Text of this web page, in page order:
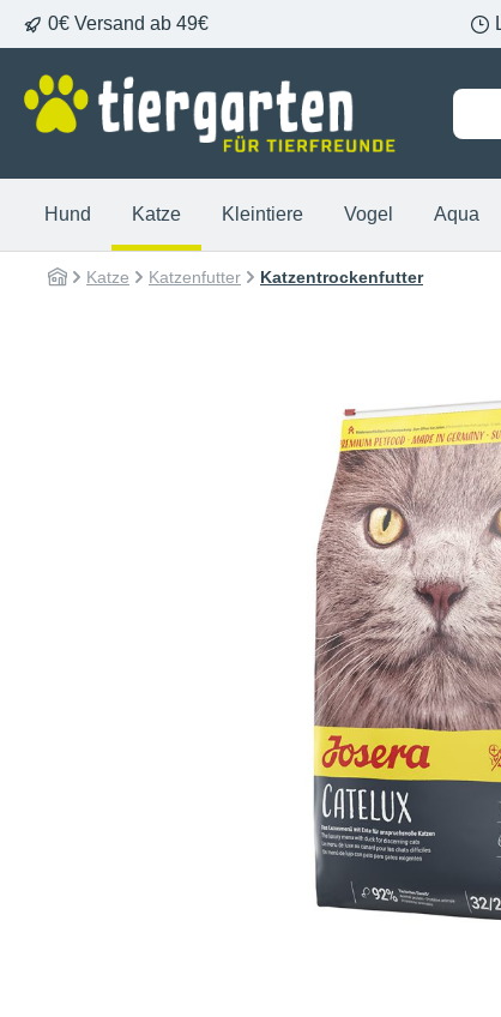
Zur Hauptnavigation springen
0€ Versand ab 49€
Hund Katze Kleintiere Vogel Aqua
Katze Katzenfutter Katzentrockenfutter